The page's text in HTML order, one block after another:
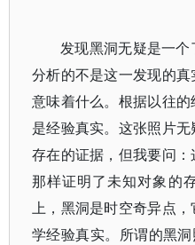
发现黑洞无疑是一
分析的不是这一发现的
意味着什么。根据以往
是经验真实。这张照片
存在的证据，但我要问
那样证明了未知对象的
上，黑洞是时空奇异点
学经验真实。所谓的黑